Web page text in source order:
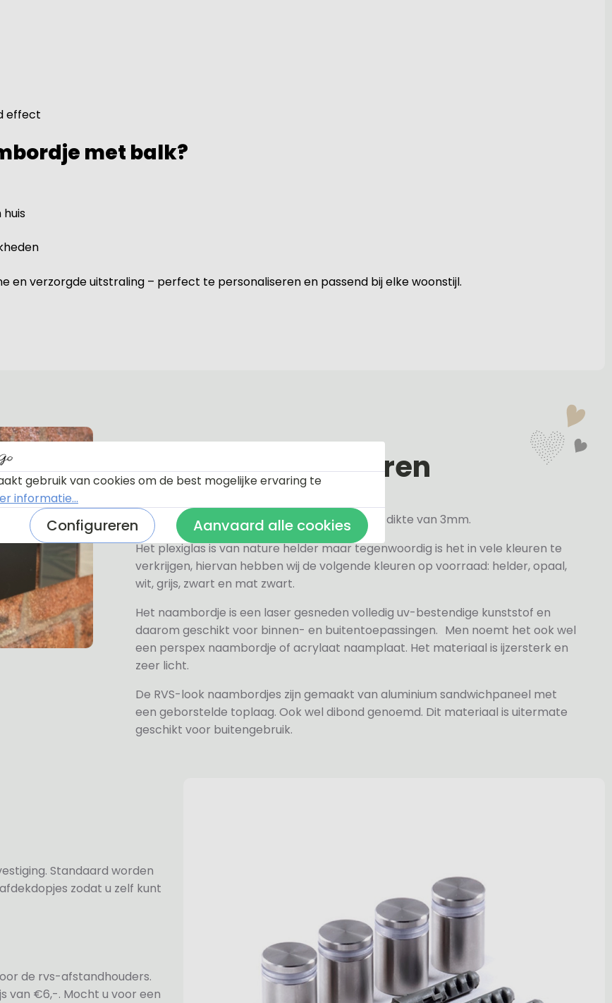
effect
met balk?
verzorgde uitstraling – perfect te personaliseren en passend bij elke woonstijl.
Materiaal en kleuren
Alle naambordjes die wij leveren hebben een dikte van 3mm.
Het plexiglas is van nature helder maar tegenwoordig is het in vele kleuren te
verkrijgen, hiervan hebben wij de volgende kleuren op voorraad: helder, opaal,
wit, grijs, zwart en mat zwart.
Het naambordje is een laser gesneden volledig uv-bestendige kunststof en
daarom geschikt voor binnen- en buitentoepassingen. Men noemt het ook wel
een perspex naambordje of acrylaat naamplaat. Het materiaal is ijzersterk en
zeer licht.
De RVS-look naambordjes zijn gemaakt van aluminium sandwichpaneel met
een geborstelde toplaag. Ook wel dibond genoemd. Dit materiaal is uitermate
geschikt voor buitengebruik.
Standaard worden
zodat u zelf kunt
de rvs-afstandhouders.
van €6,-. Mocht u voor een
gebruik van cookies om de best mogelijke ervaring te
informatie...
Configureren Aanvaard alle cookies